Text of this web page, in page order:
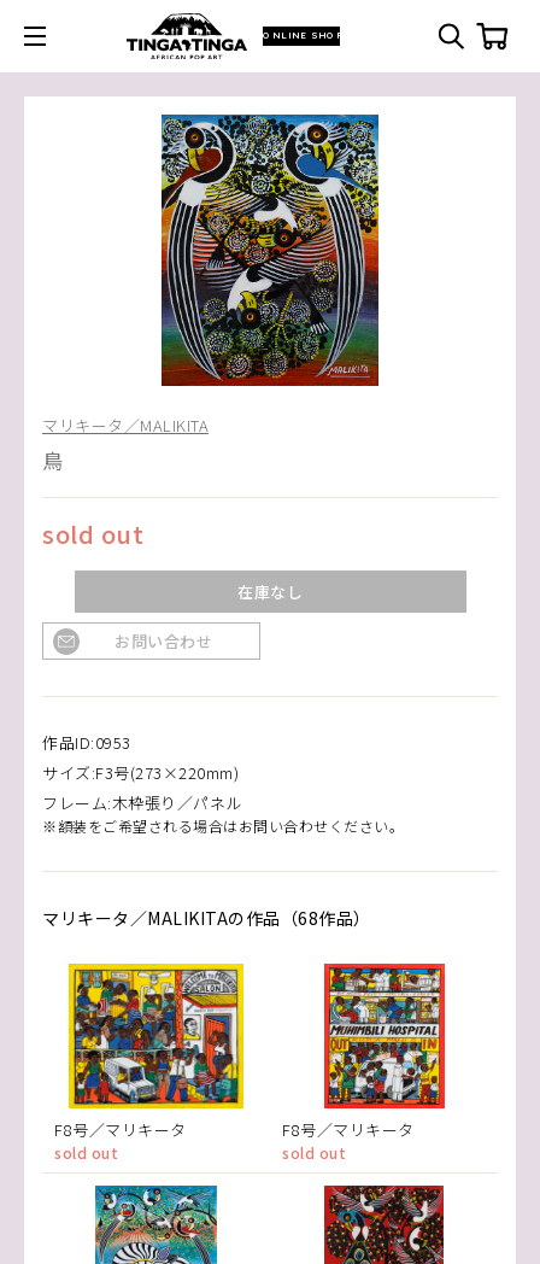
ONLINE SHOP
マリキータ／MALIKITA
鳥
sold out
在庫なし
お問い合わせ
作品ID:0953
サイズ:F3号(273×220mm)
フレーム:木枠張り／パネル
※額装をご希望される場合はお問い合わせください。
マリキータ／MALIKITAの作品（68作品）
F8号／マリキータ
sold out
F8号／マリキータ
sold out